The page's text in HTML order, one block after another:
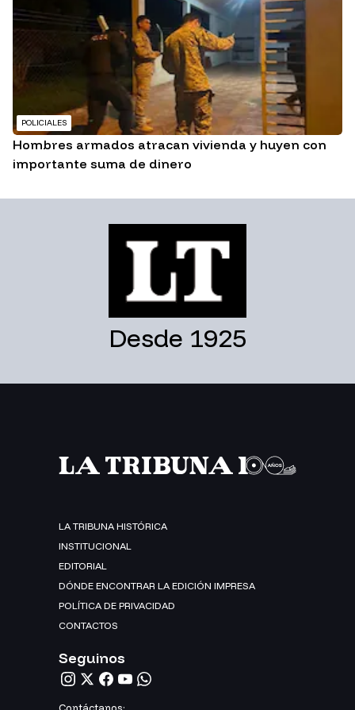
POLICIALES
Hombres armados atracan vivienda y huyen con
importante suma de dinero
Desde 1925
LA TRIBUNA HISTÓRICA
INSTITUCIONAL
EDITORIAL
DÓNDE ENCONTRAR LA EDICIÓN IMPRESA
POLÍTICA DE PRIVACIDAD
CONTACTOS
Seguinos